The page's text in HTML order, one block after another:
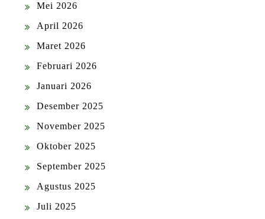
Mei 2026
April 2026
Maret 2026
Februari 2026
Januari 2026
Desember 2025
November 2025
Oktober 2025
September 2025
Agustus 2025
Juli 2025